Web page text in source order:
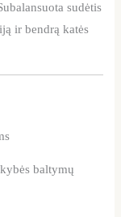
sudėtis
ir bendrą katės
baltymų